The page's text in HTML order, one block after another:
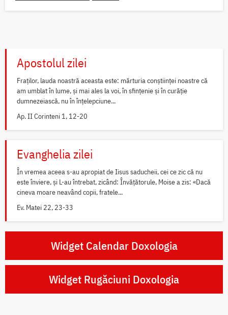
Apostolul zilei
Fraților, lauda noastră aceasta este: mărturia conștiinței noastre că
am umblat în lume, și mai ales la voi, în sfințenie și în curăție
dumnezeiască, nu în înțelepciune...
Ap. II Corinteni 1, 12-20
Evanghelia zilei
În vremea aceea s-au apropiat de Iisus saducheii, cei ce zic că nu
este înviere, și L-au întrebat, zicând: Învățătorule, Moise a zis: «Dacă
cineva moare neavând copii, fratele...
Ev. Matei 22, 23-33
Widget Calendar Doxologia
Widget Rugăciuni Doxologia